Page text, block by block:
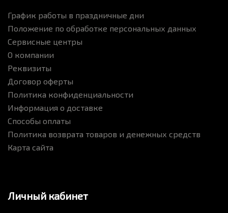
График работы в праздничные дни
Положение по обработке персональных данных
Сервисные центры
О компании
Реквизиты
Договор оферты
Политика конфиденциальности
Информация о доставке
Способы оплаты
Политика возврата товаров и денежных средств
Карта сайта
Личный кабинет